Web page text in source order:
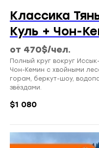
Классика
Куль + Чон-
от 470$/чел.
Полный круг вокруг
Чон-Кемин с хвойными
горам, беркут-шоу,
звёздами.
$1 080